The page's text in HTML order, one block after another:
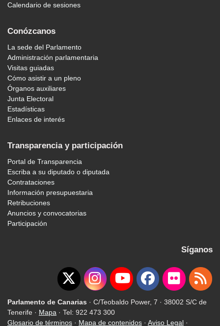
Calendario de sesiones
Conózcanos
La sede del Parlamento
Administración parlamentaria
Visitas guiadas
Cómo asistir a un pleno
Órganos auxiliares
Junta Electoral
Estadísticas
Enlaces de interés
Transparencia y participación
Portal de Transparencia
Escriba a su diputado o diputada
Contrataciones
Información presupuestaria
Retribuciones
Anuncios y convocatorias
Participación
Síganos
Parlamento de Canarias · C/Teobaldo Power, 7 · 38002 S/C de
Tenerife · Mapa · Tel: 922 473 300
Glosario de términos · Mapa de contenidos · Aviso Legal ·